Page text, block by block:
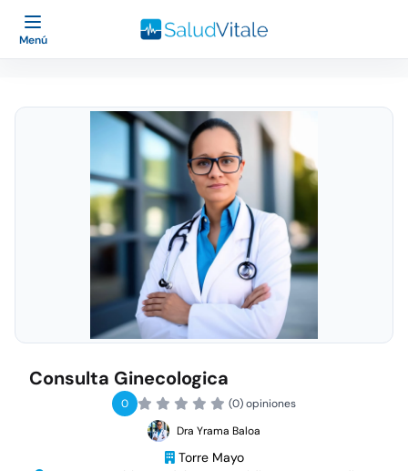
Menú
Consulta Ginecologica
0
(0) opiniones
Dra Yrama Baloa
Torre Mayo